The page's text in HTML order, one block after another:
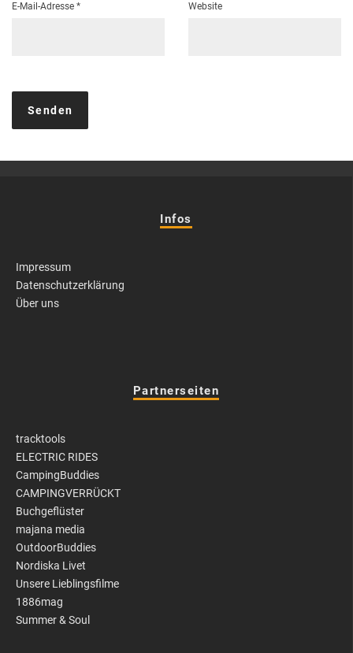
E-Mail-Adresse * Website
Infos
Impressum
Datenschutzerklärung
Über uns
Partnerseiten
tracktools
ELECTRIC RIDES
CampingBuddies
CAMPINGVERRÜCKT
Buchgeflüster
majana media
OutdoorBuddies
Nordiska Livet
Unsere Lieblingsfilme
1886mag
Summer & Soul